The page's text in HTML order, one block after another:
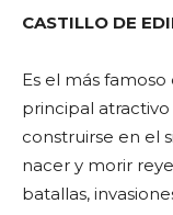
CASTILLO DE
Es el más famoso
principal
construirse en el
nacer y morir
batallas,